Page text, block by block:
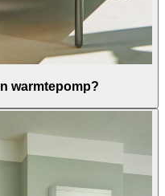
warmtepomp?